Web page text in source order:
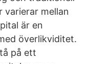
varierar mellan
är en
överlikviditet.
på ett